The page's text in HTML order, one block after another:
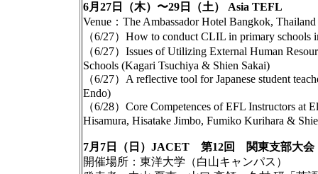
6月27日（木）〜29日（土） Asia TEFL
Venue：The Ambassador Hotel Bangkok, Thailand
（6/27）How to conduct CLIL in primary schools
（6/27）Issues of Utilizing External Human
Schools (Kagari Tsuchiya & Shien Sakai)
（6/27）A reflective tool for Japanese student
Endo)
（6/28）Core Competences of EFL Instructors at
Hisamura, Hisatake Jimbo, Fumiko Kurihara &
7月7日（日）JACET 第12回 関東支部大会
開催場所：東洋大学（白山キャンパス）